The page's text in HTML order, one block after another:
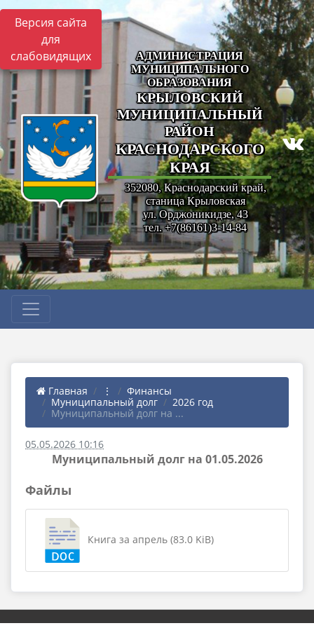
Версия сайта
для
слабовидящих
АДМИНИСТРАЦИЯ
МУНИЦИПАЛЬНОГО
ОБРАЗОВАНИЯ
КРЫЛОВСКИЙ
МУНИЦИПАЛЬНЫЙ
РАЙОН
КРАСНОДАРСКОГО
КРАЯ
352080, Краснодарский край,
станица Крыловская
ул. Орджоникидзе, 43
тел. +7(86161)3-14-84
Главная ⋮
Финансы
Муниципальный долг
2026 год
Муниципальный долг на ...
05.05.2026 10:16
Муниципальный долг на 01.05.2026
Файлы
Книга за апрель (83.0 KiB)